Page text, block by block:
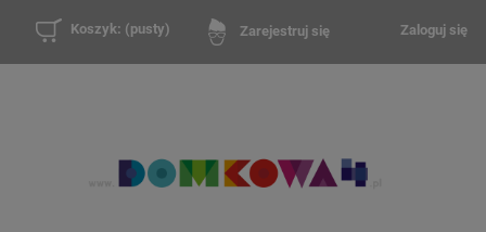
Zarejestruj się Zaloguj się
Koszyk: (pusty)